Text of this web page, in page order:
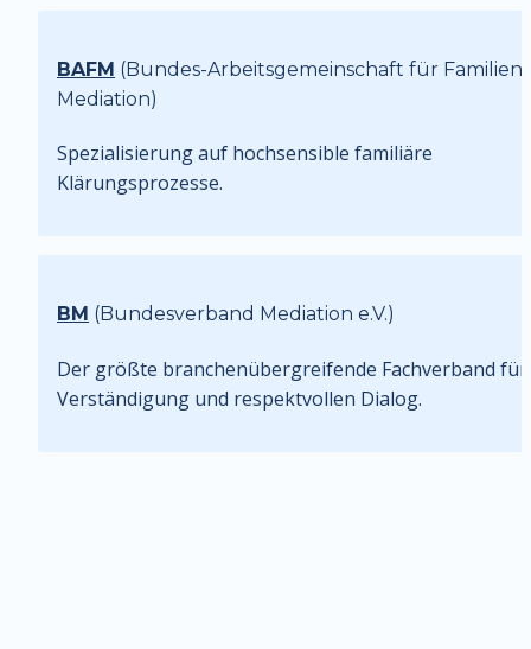
BAFM (Bundes-Arbeitsgemeinschaft für Familien-
Mediation)
Spezialisierung auf hochsensible familiäre
Klärungsprozesse.
BM (Bundesverband Mediation e.V.)
Der größte branchenübergreifende Fachverband für
Verständigung und respektvollen Dialog.